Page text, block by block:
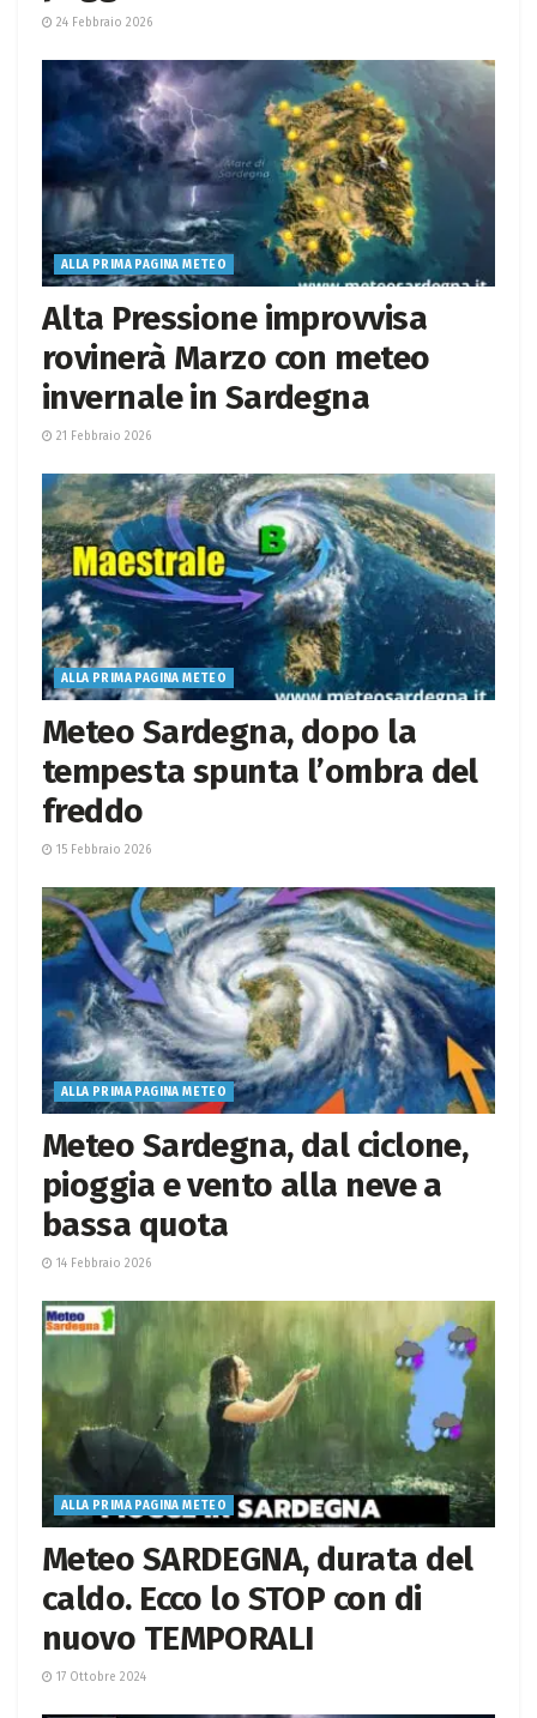
24 Febbraio 2026
ALLA PRIMA PAGINA METEO
Alta Pressione improvvisa
rovinerà Marzo con meteo
invernale in Sardegna
21 Febbraio 2026
ALLA PRIMA PAGINA METEO
Meteo Sardegna, dopo la
tempesta spunta l’ombra del
freddo
15 Febbraio 2026
ALLA PRIMA PAGINA METEO
Meteo Sardegna, dal ciclone,
pioggia e vento alla neve a
bassa quota
14 Febbraio 2026
ALLA PRIMA PAGINA METEO
Meteo SARDEGNA, durata del
caldo. Ecco lo STOP con di
nuovo TEMPORALI
17 Ottobre 2024